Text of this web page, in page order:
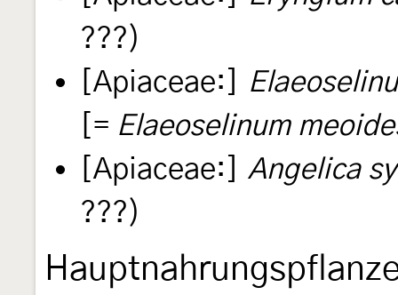
???)
[Apiaceae:]
[= Elaeoselinum
[Apiaceae:]
Angelica
???)